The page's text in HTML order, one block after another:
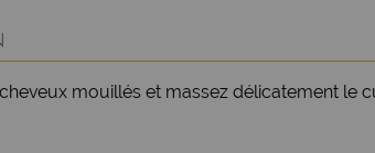
mouillés et massez délicatement le